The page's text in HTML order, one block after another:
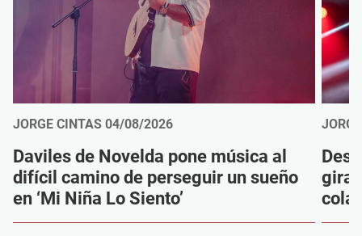
JORGE CINTAS 04/08/2026
Daviles de Novelda pone música al
difícil camino de perseguir un sueño
en ‘Mi Niña Lo Siento’
gira